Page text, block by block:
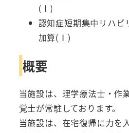
(Ⅰ)
認知症短期集中リハビ
加算(Ⅰ)
概要
当施設は、理学療法士・作
覚士が常駐しております。
当施設は、在宅復帰に力を